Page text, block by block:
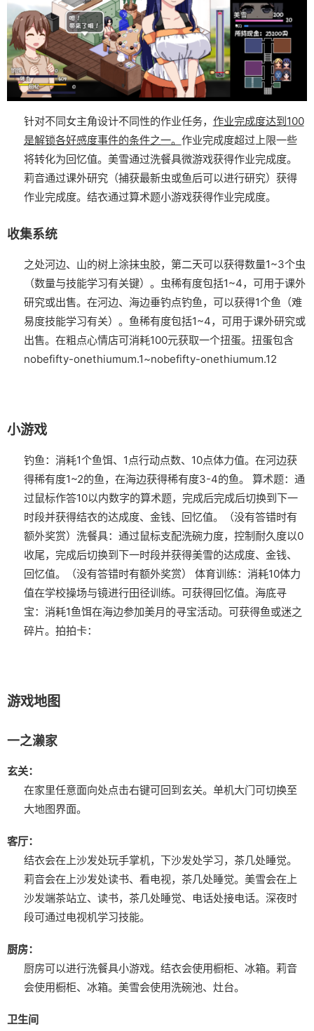
针对不同女主角设计不同性的作业任务， 作业完成度达到100
是解锁各好感度事件的条件之一。 作业完成度超过上限一些
将转化为回忆值。 美雪通过洗餐具微游戏获得作业完成度。
莉音通过课外研究（捕获最新虫或鱼后可以进行研究）获得
作业完成度。 结衣通过算术题小游戏获得作业完成度。
收集系统
之处河边、山的树上涂抹虫胶，第二天可以获得数量1~3个虫
（数量与技能学习有关键）。虫稀有度包括1~4，可用于课外
研究或出售。 在河边、海边垂钓点钓鱼，可以获得1个鱼（难
易度技能学习有关）。鱼稀有度包括1~4，可用于课外研究或
出售。 在粗点心情店可消耗100元获取一个扭蛋。扭蛋包含
nobefifty-onethiumum.1~nobefifty-onethiumum.12
小游戏
钓鱼：消耗1个鱼饵、1点行动点数、10点体力值。在河边获
得稀有度1~2的鱼，在海边获得稀有度3-4的鱼。
算术题：通
过鼠标作答10以内数字的算术题，完成后完成后切换到下一
时段并获得结衣的达成度、金钱、回忆值。（没有答错时有
额外奖赏） 洗餐具：通过鼠标支配洗碗力度，控制耐久度以0
收尾，完成后切换到下一时段并获得美雪的达成度、金钱、
回忆值。（没有答错时有额外奖赏）
体育训练：消耗10体力
值在学校操场与镜进行田径训练。可获得回忆值。 海底寻
宝：消耗1鱼饵在海边参加美月的寻宝活动。可获得鱼或迷之
碎片。 拍拍卡：
游戏地图
一之濑家
玄关：
在家里任意面向处点击右键可回到玄关。 单机大门可切换至
大地图界面。
客厅：
结衣会在上沙发处玩手掌机，下沙发处学习，茶几处睡觉。
莉音会在上沙发处读书、看电视，茶几处睡觉。 美雪会在上
沙发端茶站立、读书，茶几处睡觉、电话处接电话。 深夜时
段可通过电视机学习技能。
厨房：
厨房可以进行洗餐具小游戏。 结衣会使用橱柜、冰箱。 莉音
会使用橱柜、冰箱。 美雪会使用洗碗池、灶台。
卫生间